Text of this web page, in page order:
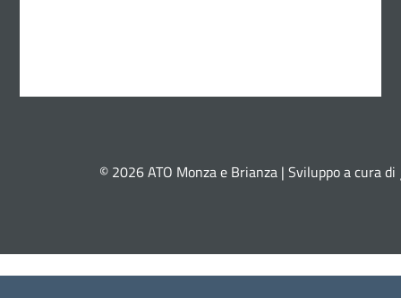
© 2026 ATO Monza e Brianza | Sviluppo a cura di